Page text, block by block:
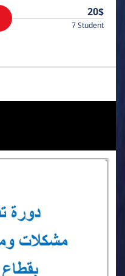
20$
7 Student